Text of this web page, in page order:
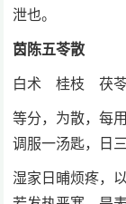
泄也。
茵陈五苓散
白术 桂枝 茯
等分，为散，每
调服一汤匙，日
湿家日晡烦疼，